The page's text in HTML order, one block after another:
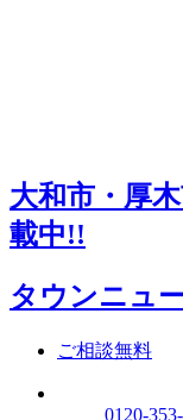
大和市・厚
載中!!
タウンニュ
ご相談無料
0120-